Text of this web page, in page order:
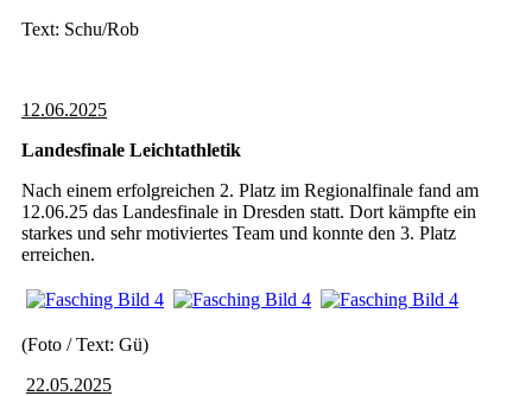
Text: Schu/Rob
12.06.2025
Landesfinale Leichtathletik
Nach einem erfolgreichen 2. Platz im Regionalfinale fand am
12.06.25 das Landesfinale in Dresden statt. Dort kämpfte ein
starkes und sehr motiviertes Team und konnte den 3. Platz
erreichen.
(Foto / Text: Gü)
22.05.2025